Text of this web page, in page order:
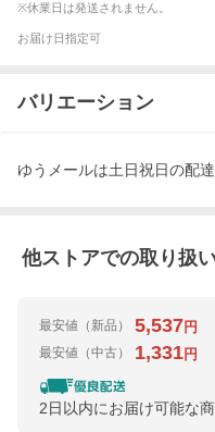
※休業日は発送されません。
お届け日指定可
バリエーション
ゆうメールは土日祝日の配
他ストアでの取り扱
最安値 （新品） 5,537円
最安値 （中古） 1,331円
2日以内にお届け可能な